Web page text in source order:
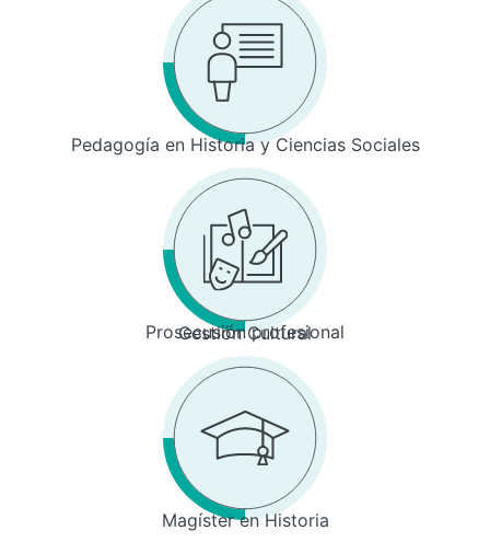
Pedagogía en Historia y Ciencias Sociales
Prosecusión profesional
Gestión Cultural
Magíster en Historia